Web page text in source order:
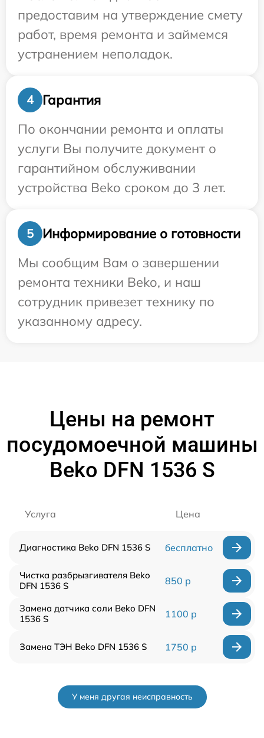
предоставим на утверждение смету
работ, время ремонта и займемся
устранением неполадок.
4
Гарантия
По окончании ремонта и оплаты
услуги Вы получите документ о
гарантийном обслуживании
устройства Beko сроком до 3 лет.
5
Информирование о готовности
Мы сообщим Вам о завершении
ремонта техники Beko, и наш
сотрудник привезет технику по
указанному адресу.
Цены на ремонт
посудомоечной машины
Beko DFN 1536 S
Услуга Цена
Диагностика Beko DFN 1536 S бесплатно
Чистка разбрызгивателя Beko
DFN 1536 S
850 р
Замена датчика соли Beko DFN
1536 S
1100 р
Замена ТЭН Beko DFN 1536 S 1750 р
У меня другая неисправность